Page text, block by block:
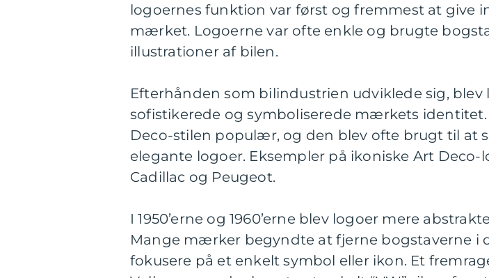
logoernes funktion var først og fremmest at give
mærket. Logoerne var ofte enkle og brugte
illustrationer af bilen.
Efterhånden som bilindustrien udviklede sig, blev
sofistikerede og symboliserede mærkets identitet. I
Deco-stilen populær, og den blev ofte brugt til at
elegante logoer. Eksempler på ikoniske Art
Cadillac og Peugeot.
I 1950’erne og 1960’erne blev logoer mere
Mange mærker begyndte at fjerne bogstaverne i
fokusere på et enkelt symbol eller ikon. Et